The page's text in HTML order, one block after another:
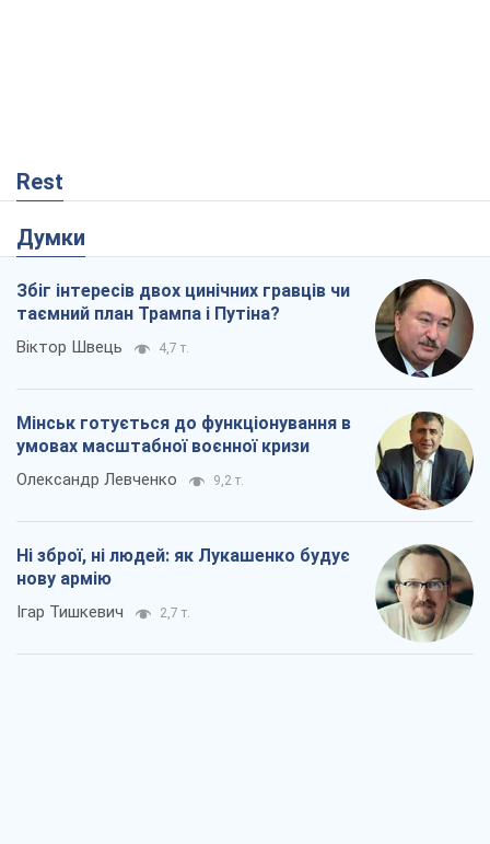
Rest
Думки
Збіг інтересів двох цинічних гравців чи
таємний план Трампа і Путіна?
Віктор Швець 4,7 т.
Мінськ готується до функціонування в
умовах масштабної воєнної кризи
Олександр Левченко 9,2 т.
Ні зброї, ні людей: як Лукашенко будує
нову армію
Ігар Тишкевич 2,7 т.